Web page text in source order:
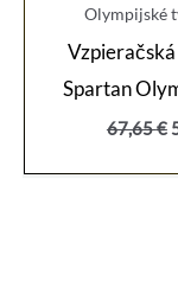
Olympijské
Spartan
67,65€